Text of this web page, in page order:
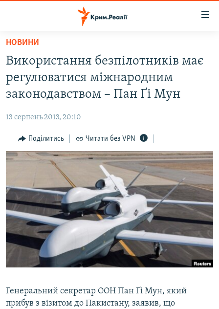
Перейти
основного
матеріалу
Перейти
до
основної
навігації
Перейти
до
пошуку
ВОДА.КРИМ
ВІДЕО ТА ФОТО
БЛОГИ
ПОГЛЯД
ІНТЕРВ'Ю
СПЕЦПРОЕКТИ
ДЕПОРТАЦІЯ
ВІДЕОУРОКИ «ELIFBE»
СВІДЧЕННЯ ОКУПАЦІЇ
УКРАЇНСЬКА ПРОБЛЕМА КРИМУ
ЯК ОБІЙТИ БЛОКУВАННЯ
Русский
Qırımtatar
НОВИНИ
Використання безпілотників має
регулюватися міжнародним
законодавством – Пан Ґі Мун
13 серпень 2013, 20:10
Поділитись Читати без VPN
Генеральний секретар ООН Пан Ґі Мун, який
прибув з візитом до Пакистану, заявив, що